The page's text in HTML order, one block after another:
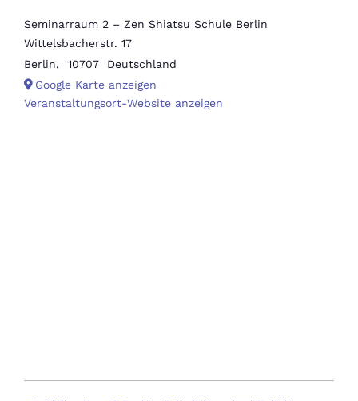
Seminarraum 2 – Zen Shiatsu Schule Berlin
Wittelsbacherstr. 17
Berlin, 10707
Deutschland
Google Karte anzeigen
Veranstaltungsort-Website anzeigen